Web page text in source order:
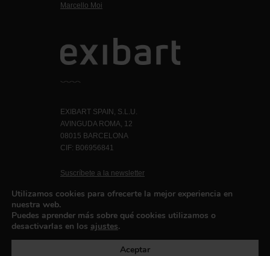
Marcello Moi
EXIBART SPAIN, S.L.U.
AVINGUDA ROMA, 12
08015 BARCELONA
CIF: B06956841
Suscríbete a la newsletter
Política de privacidad
Utilizamos cookies para ofrecerte la mejor experiencia en
nuestra web.
Puedes aprender más sobre qué cookies utilizamos o
desactivarlas en los ajustes.
Aceptar